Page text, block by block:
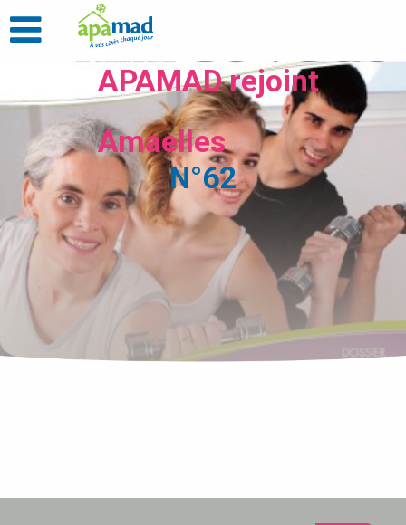
APAMAD rejoint
Amaelles
N°62